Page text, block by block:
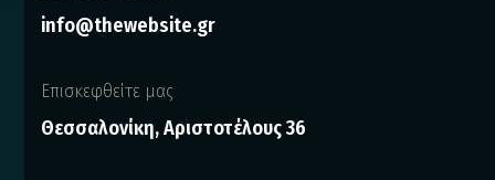
info@thewebsite.gr
Επισκεφθείτε μας
Θεσσαλονίκη, Αριστοτέλους 36